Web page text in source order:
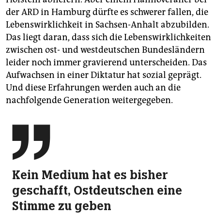
der ARD in Hamburg dürfte es schwerer fallen, die
Lebenswirklichkeit in Sachsen-Anhalt abzubilden.
Das liegt daran, dass sich die Lebenswirklichkeiten
zwischen ost- und westdeutschen Bundesländern
leider noch immer gravierend unterscheiden. Das
Aufwachsen in einer Diktatur hat sozial geprägt.
Und diese Erfahrungen werden auch an die
nachfolgende Generation weitergegeben.

Kein Medium hat es bisher
geschafft, Ostdeutschen eine
Stimme zu geben